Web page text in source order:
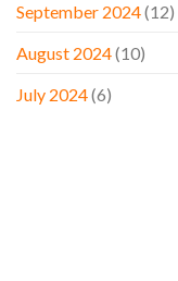
September 2024(12)
August 2024(10)
July 2024(6)